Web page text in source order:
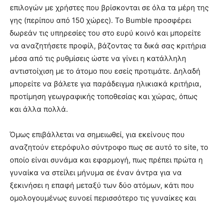
επιλογών με χρήστες που βρίσκονται σε όλα τα μέρη της
γης (περίπου από 150 χώρες). Το Bumble προσφέρει
δωρεάν τις υπηρεσίες του στο ευρύ κοινό και μπορείτε
να αναζητήσετε προφίλ, βάζοντας τα δικά σας κριτήρια
μέσα από τις ρυθμίσεις ώστε να γίνει η κατάλληλη
αντιστοίχιση με το άτομο που εσείς προτιμάτε. Δηλαδή
μπορείτε να βάλετε για παράδειγμα ηλικιακά κριτήρια,
προτίμηση γεωγραφικής τοποθεσίας και χώρας, όπως
και άλλα πολλά.
Όμως επιβάλλεται να σημειωθεί, για εκείνους που
αναζητούν ετερόφυλο σύντροφο πως σε αυτό το site, το
οποίο είναι συνάμα και εφαρμογή, πως πρέπει πρώτα η
γυναίκα να στείλει μήνυμα σε έναν άντρα για να
ξεκινήσει η επαφή μεταξύ των δύο ατόμων, κάτι που
ομολογουμένως ευνοεί περισσότερο τις γυναίκες και